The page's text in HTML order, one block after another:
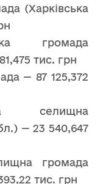
(Харківська
громада
тис. грн
— 87 125,372
селищна
— 23 540,647
громада
тис. грн